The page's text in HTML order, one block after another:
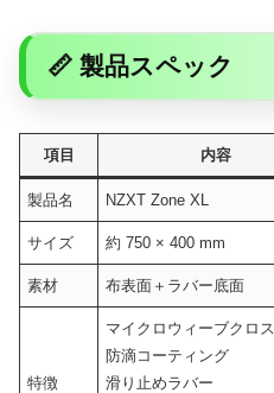
📏 製品スペック
項目 内容
製品名 NZXT Zone XL
サイズ 約 750 × 400 mm
素材 布表面＋ラバー底面
特徴
マイクロウィーブクロス
防滴コーティング
滑り止めラバー